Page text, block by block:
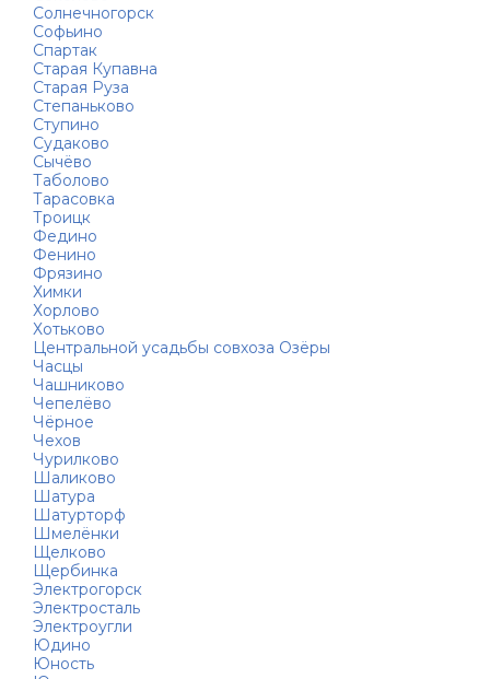
Солнечногорск
Софьино
Спартак
Старая Купавна
Старая Руза
Степаньково
Ступино
Судаково
Сычёво
Таболово
Тарасовка
Троицк
Федино
Фенино
Фрязино
Химки
Хорлово
Хотьково
Центральной усадьбы совхоза Озёры
Часцы
Чашниково
Чепелёво
Чёрное
Чехов
Чурилково
Шаликово
Шатура
Шатурторф
Шмелёнки
Щелково
Щербинка
Электрогорск
Электросталь
Электроугли
Юдино
Юность